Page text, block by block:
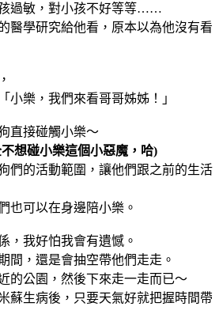
敏，對小孩不好等等……
學研究給他看，原本以為他沒有看
樂，我們來看哥哥姊姊！」
接碰觸小樂～
想碰小樂這個小惡魔，哈)
的活動範圍，讓他們跟之前的生活
可以在身邊陪小樂。
我好怕我會有遺憾。
，還是會抽空帶他們走走。
公園，然後下來走一走而已～
生病後，只要天氣好就把握時間帶